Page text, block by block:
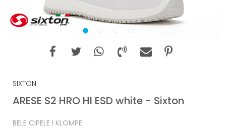
1
SIXTON
ARESE S2 HRO HI ESD white - Sixton
BELE CIPELE I KLOMPE